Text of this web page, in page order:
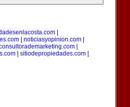
noticiasyopinion.com
|
| sitiodepropiedades.com|